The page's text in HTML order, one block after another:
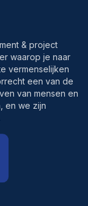
& project
waarop je naar
vermenselijken
een van de
van mensen en
en we zijn